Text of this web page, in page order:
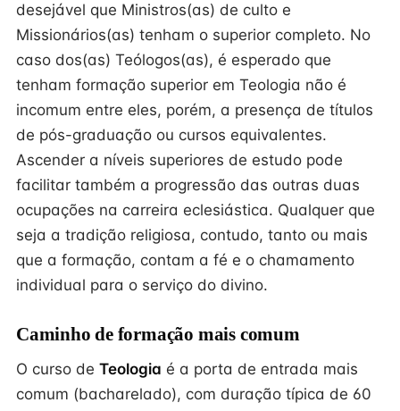
desejável que Ministros(as) de culto e
Missionários(as) tenham o superior completo. No
caso dos(as) Teólogos(as), é esperado que
tenham formação superior em Teologia não é
incomum entre eles, porém, a presença de títulos
de pós-graduação ou cursos equivalentes.
Ascender a níveis superiores de estudo pode
facilitar também a progressão das outras duas
ocupações na carreira eclesiástica. Qualquer que
seja a tradição religiosa, contudo, tanto ou mais
que a formação, contam a fé e o chamamento
individual para o serviço do divino.
Caminho de formação mais comum
O curso de Teologia é a porta de entrada mais
comum (bacharelado), com duração típica de 60